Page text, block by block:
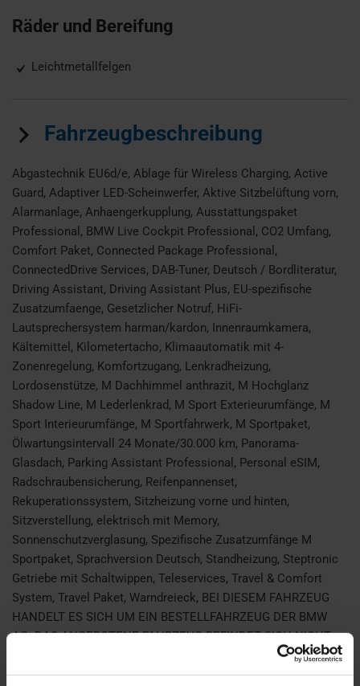
Räder und Bereifung
Leichtmetallfelgen
Fahrzeugbeschreibung
Abgastechnik EU6d/e, Ablage für Wireless Charging, Active
Guard, Adaptiver LED-Scheinwerfer, Aktive Sitzbelüftung vorn,
Alarmanlage, Anhaengerkupplung, Ausstattungspaket
Professional, BMW Live Cockpit Professional, CO2 Umfang,
Comfort Paket, Connected Package Professional,
ConnectedDrive Services, DAB-Tuner, Deutsch / Bordliteratur,
Driving Assistant, Driving Assistant Plus, EU-spezifische
Zusatzumfaenge, Gesetzlicher Notruf, HiFi-
Lautsprechersystem harman/kardon, Innenraumkamera,
Kältemittel, Kilometertacho, Klimaautomatik mit 4-
Zonenregelung, Komfortzugang, Lenkradheizung,
Lordosenstütze, M Dachhimmel anthrazit, M Hochglanz
Shadow Line, M Lederlenkrad, M Sport Exterieurumfänge, M
Sport Interieurumfänge, M Sportfahrwerk, M Sportpaket,
Ölwartungsintervall 24 Monate/30.000 km, Panorama-
Glasdach, Parking Assistant Professional, Personal eSIM,
Radschraubensicherung, Reifenpannenset,
Rekuperationssystem, Sitzheizung vorne und hinten,
Sitzverstellung, elektrisch mit Memory,
Sonnenschutzverglasung, Spezifische Zusatzumfänge M
Sportpaket, Sprachversion Deutsch, Standheizung, Steptronic
Getriebe mit Schaltwippen, Teleservices, Travel & Comfort
System, Travel Paket, Warndreieck, BEI DIESEM FAHRZEUG
HANDELT ES SICH UM EIN BESTELLFAHRZEUG DER BMW
AG. DAS ANGEBOTENE FAHRZEUG BEFINDET SICH NICHT
BEI UNS VOR ORT, SONDERN IN EINEM ZENTRALLAGER.
IRRTUM UND ZWISCHENVERKAUF VORBEHALTEN! Bitte